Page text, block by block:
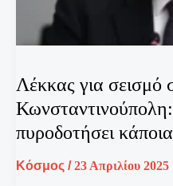
Λέκκας για σεισμό
πυροδοτήσει
Κόσμος /23 Απριλίου 2025